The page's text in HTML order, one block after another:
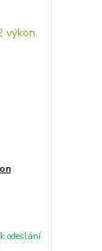
k odeslání